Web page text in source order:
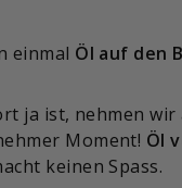
einmal Öl auf den
ja ist, nehmen wir
Moment! Öl
keinen Spass.